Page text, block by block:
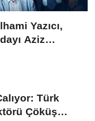
Yazıcı,
Aziz
Türk
Çöküş